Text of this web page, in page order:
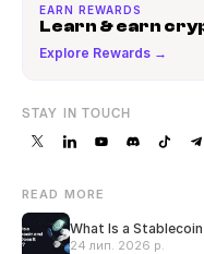
EARN REWARDS
Learn & earn
Explore Rewards →
STAY IN TOUCH
READ MORE
What Is a
24 лип. 2026 р.